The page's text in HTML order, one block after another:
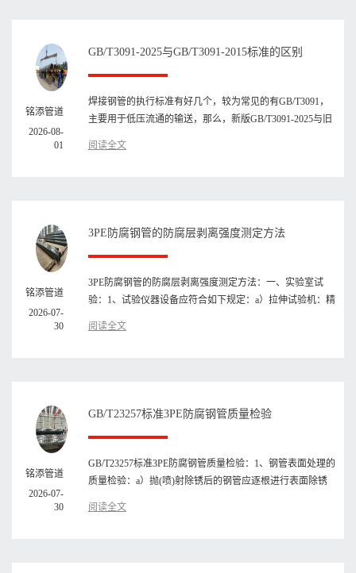
铭添管道
2026-08-
01
GB/T3091-2025与GB/T3091-2015标准的区别
焊接钢管的执行标准有好几个，较为常见的有GB/T3091，
主要用于低压流通的输送，那么，新版GB/T3091-2025与旧
阅读全文
铭添管道
2026-07-
30
3PE防腐钢管的防腐层剥离强度测定方法
3PE防腐钢管的防腐层剥离强度测定方法：一、实验室试
验：1、试验仪器设备应符合如下规定：a）拉伸试验机：精
阅读全文
铭添管道
2026-07-
30
GB/T23257标准3PE防腐钢管质量检验
GB/T23257标准3PE防腐钢管质量检验：1、钢管表面处理的
质量检验：a）抛(喷)射除锈后的钢管应逐根进行表面除锈
阅读全文